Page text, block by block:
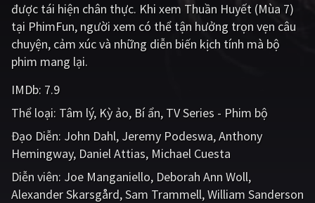
QUỐC GIA
Âu - Mỹ Trung Quốc - Hồng Kông
Hàn Quốc
Ấn Độ Việt Nam
Tổng hợp
CẬP NHẬT
được tái hiện chân thực. Khi xem Thuần Huyết (Mùa 7)
tại PhimFun, người xem có thể tận hưởng trọn vẹn câu
chuyện, cảm xúc và những diễn biến kịch tính mà bộ
phim mang lại.
IMDb: 7.9
Thể loại: Tâm lý Kỳ ảo Bí ẩn TV Series - Phim bộ
Đạo Diễn: John Dahl Jeremy Podeswa Anthony
Hemingway Daniel Attias Michael Cuesta
Diễn viên: Joe Manganiello Deborah Ann Woll
Alexander Skarsgård Sam Trammell William Sanderson